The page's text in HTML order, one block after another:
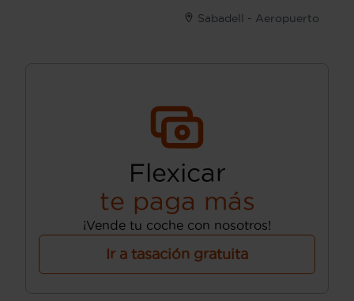
Sabadell - Aeropuerto
Flexicar
te paga más
¡Vende tu coche con nosotros!
Ir a tasación gratuita